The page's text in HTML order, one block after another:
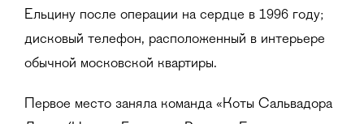
Ельцину после операции на сердце в 1996 году;
дисковый телефон, расположенный в интерьере
обычной московской квартиры.
Первое место заняла команда «Коты Сальвадора